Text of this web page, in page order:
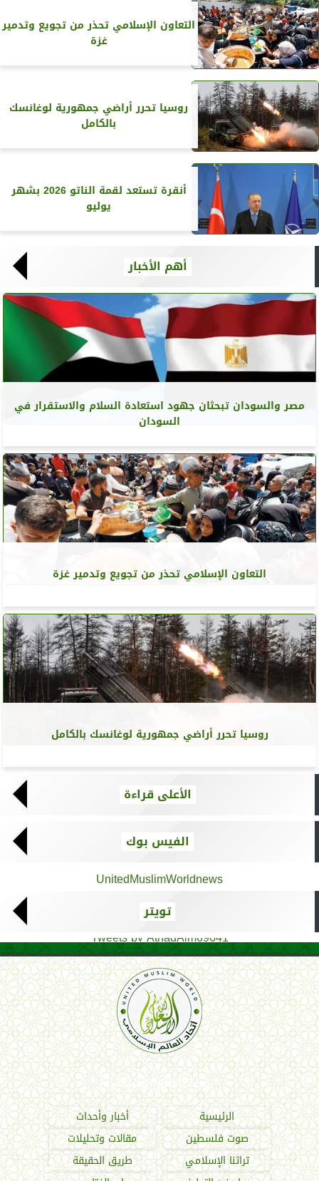
التعاون الإسلامي تحذر من تجويع وتدمير
غزة
روسيا تحرر أراضي جمهورية لوغانسك
بالكامل
أنقرة تستعد لقمة الناتو 2026 بشهر
يوليو
أهم الأخبار
مصر والسودان تبحثان جهود استعادة السلام والاستقرار في
السودان
التعاون الإسلامي تحذر من تجويع وتدمير غزة
روسيا تحرر أراضي جمهورية لوغانسك بالكامل
الأعلى قراءة
الفيس بوك
UnitedMuslimWorldnews
تويتر
Tweets by AthadAlm69641
اتحاد العالم الإسلامي
الرئيسية
أخبار وأحداث
صوت فلسطين
مقالات وتحليلات
تراثنا الإسلامي
طريق الحقيقة